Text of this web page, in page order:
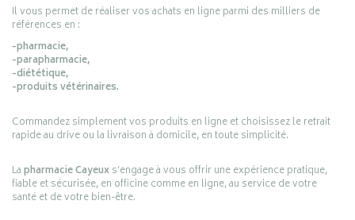
Il vous permet de réaliser vos achats en ligne parmi des milliers de
références en :
-pharmacie,
-parapharmacie,
-diététique,
-produits vétérinaires.
Commandez simplement vos produits en ligne et choisissez le retrait
rapide au drive ou la livraison à domicile, en toute simplicité.
Lapharmacie Cayeuxs’engage à vous offrir une expérience pratique,
fiable et sécurisée, en officine comme en ligne, au service de votre
santé et de votre bien-être.